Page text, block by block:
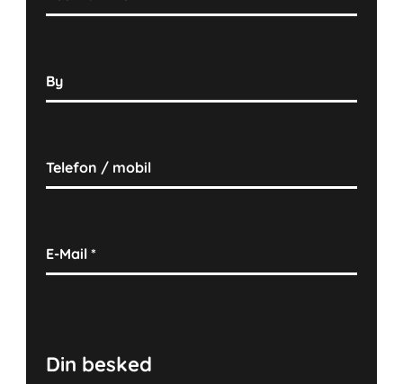
By
Telefon / mobil
E-Mail*
Din besked